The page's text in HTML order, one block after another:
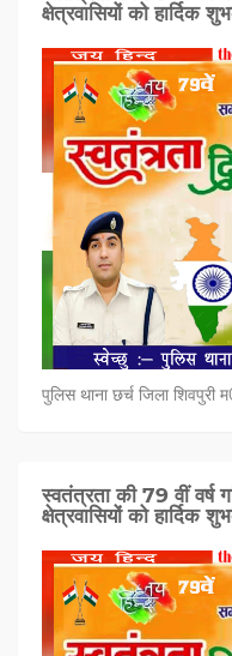
क्षेत्रवासियों को हार्दिक
पुलिस थाना छर्च जिला शिवपुरी
स्वतंत्रता की 79 वीं वर्ष
क्षेत्रवासियों को हार्दिक